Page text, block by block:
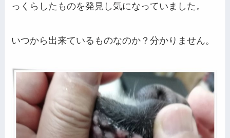
っくらしたものを発見し気になっていました。
いつから出来ているものなのか？分かりません。